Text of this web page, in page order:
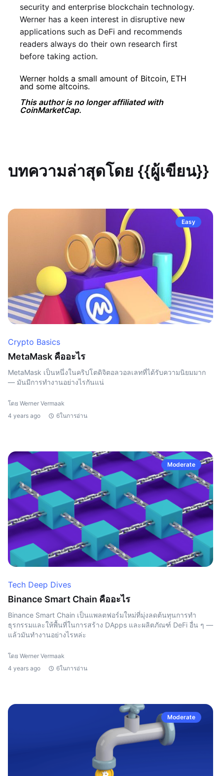
security and enterprise blockchain technology.
Werner has a keen interest in disruptive new
applications such as DeFi and recommends
readers always do their own research first
before taking action.
Werner holds a small amount of Bitcoin, ETH
and some altcoins.
This author is no longer affiliated with
CoinMarketCap.
บทความล่าสุดโดย {{ผู้เขียน}}
Easy
Crypto Basics
MetaMask คืออะไร
MetaMask เป็นหนึ่งในคริปโตดิจิตอลวอลเลทที่ได้รับความนิยมมาก
— มันมีการทำงานอย่างไรกันแน่
โดย Werner Vermaak
4 years ago
6ในการอ่าน
Moderate
Tech Deep Dives
Binance Smart Chain คืออะไร
Binance Smart Chain เป็นแพลตฟอร์มใหม่ที่มุ่งลดต้นทุนการทำ
ธุรกรรมและให้พื้นที่ในการสร้าง DApps และผลิตภัณฑ์ DeFi อื่น ๆ —
แล้วมันทำงานอย่างไรหล่ะ
โดย Werner Vermaak
4 years ago
6ในการอ่าน
Moderate